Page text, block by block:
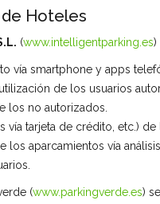
de Hoteles
(www.intelligentparking.es)
vía smartphone y apps
de los usuarios
los no autorizados.
vía tarjeta de crédito, etc.)
los aparcamientos vía
(www.parkingverde.es)